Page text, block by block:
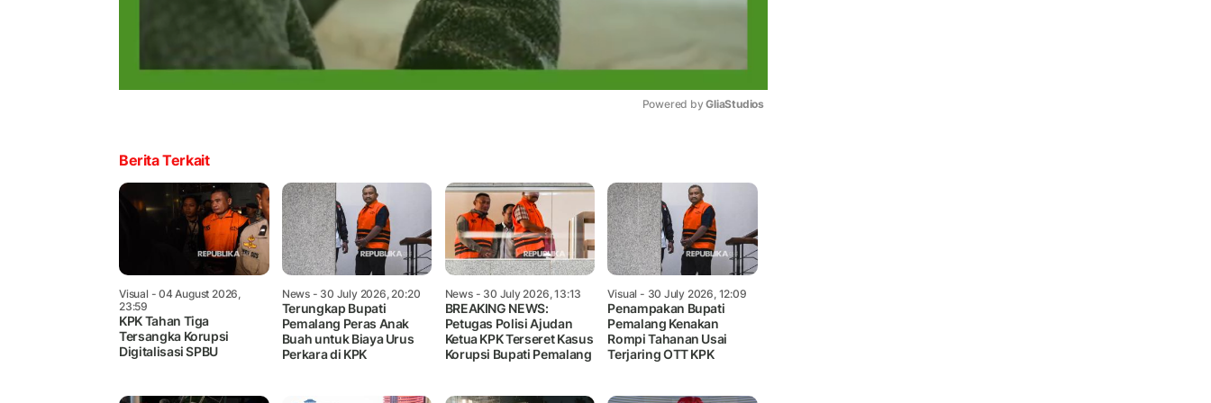
Powered by GliaStudios
Berita Terkait
Visual - 04 August 2026,
23:59
KPK Tahan Tiga
Tersangka Korupsi
Digitalisasi SPBU
News- 30 July 2026, 20:20
Terungkap Bupati
Pemalang Peras Anak
Buah untuk Biaya Urus
Perkara di KPK
News- 30 July 2026, 13:13
BREAKING NEWS:
Petugas Polisi Ajudan
Ketua KPK Terseret Kasus
Korupsi Bupati Pemalang
Visual - 30 July 2026, 12:09
Penampakan Bupati
Pemalang Kenakan
Rompi Tahanan Usai
Terjaring OTT KPK